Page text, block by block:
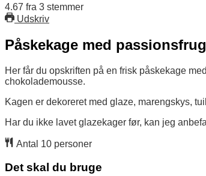
4.67 fra 3 stemmer
Udskriv
Påskekage med
Her får du opskriften på en frisk påskekage
chokolademousse.
Kagen er dekoreret med glaze, marengskys,
Har du ikke lavet glazekager før, kan jeg
Antal 10 personer
Det skal du bruge